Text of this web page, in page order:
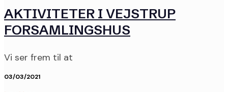
AKTIVITETER I VEJSTRUP
FORSAMLINGSHUS
Vi ser frem til at
03/03/2021